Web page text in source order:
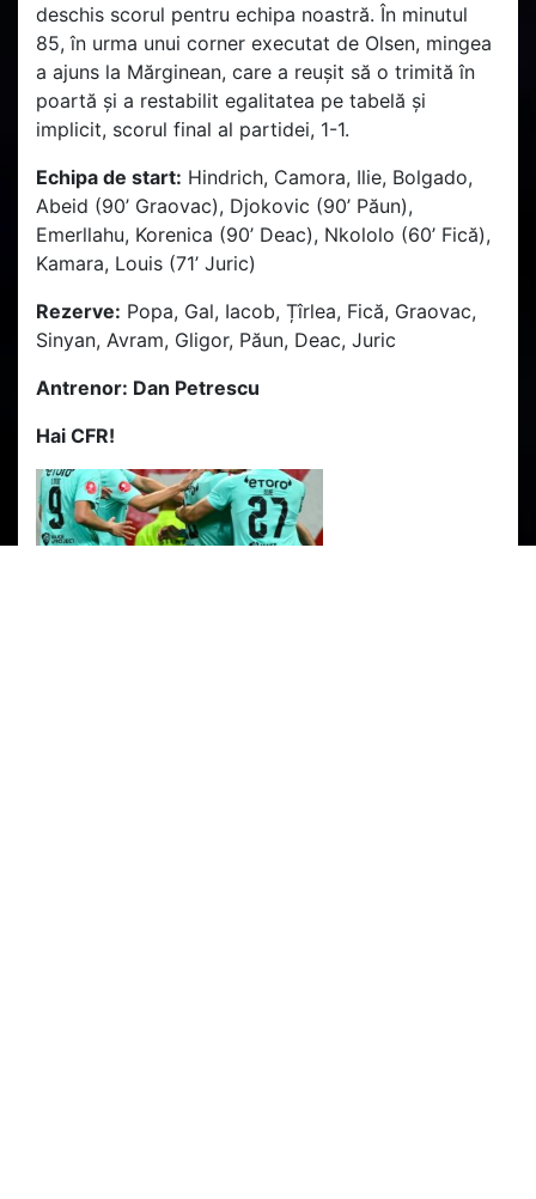
deschis scorul pentru echipa noastră. În minutul
85, în urma unui corner executat de Olsen, mingea
a ajuns la Mărginean, care a reușit să o trimită în
poartă și a restabilit egalitatea pe tabelă și
implicit, scorul final al partidei, 1-1.
Echipa de start: Hindrich, Camora, Ilie, Bolgado,
Abeid (90’ Graovac), Djokovic (90’ Păun),
Emerllahu, Korenica (90’ Deac), Nkololo (60’ Fică),
Kamara, Louis (71’ Juric)
Rezerve: Popa, Gal, Iacob, Țîrlea, Fică, Graovac,
Sinyan, Avram, Gligor, Păun, Deac, Juric
Antrenor: Dan Petrescu
Hai CFR!